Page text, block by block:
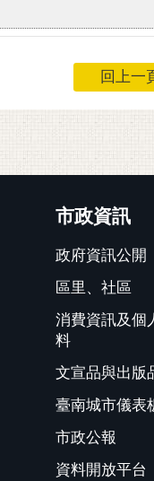
回上一
市政資訊
政府資訊公開
區里、社區
消費資訊及個
料
文宣品與出版
臺南城市儀表
市政公報
資料開放平台